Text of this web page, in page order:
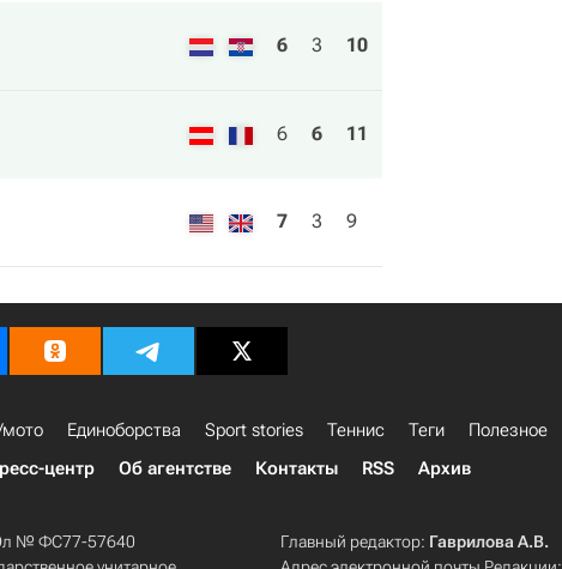
6 3 10
6 6 11
7 3 9
Единоборства Sport stories Теннис Теги
Полезное
центр Об агентстве Контакты RSS Архив
Эл № ФС77-57640
Главный редактор: Гаврилова А.В.